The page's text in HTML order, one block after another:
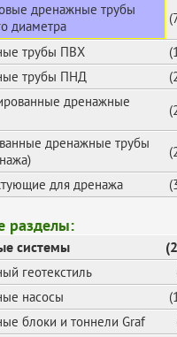
дренажные трубы
диаметра
трубы ПВХ
трубы ПНД
дренажные
дренажные трубы
для дренажа
разделы:
системы
геотекстиль
насосы
блоки и тоннели Graf